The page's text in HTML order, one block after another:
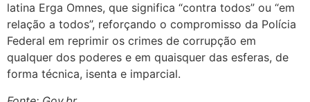
latina Erga Omnes, que significa “contra todos” ou “em
relação a todos”, reforçando o compromisso da Polícia
Federal em reprimir os crimes de corrupção em
qualquer dos poderes e em quaisquer das esferas, de
forma técnica, isenta e imparcial.